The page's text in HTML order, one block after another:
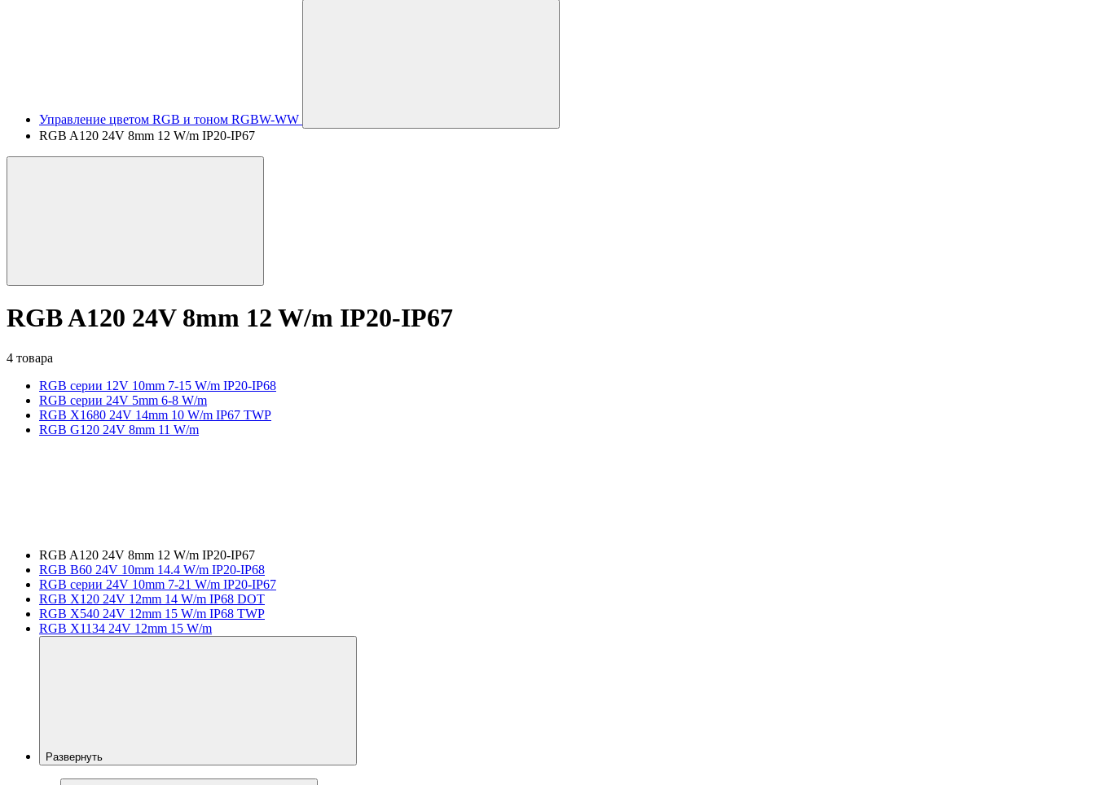
Управление цветом RGB и тоном RGBW-WW
RGB A120 24V 8mm 12 W/m IP20-IP67
RGB A120 24V 8mm 12 W/m IP20-IP67
4 товара
RGB серии 12V 10mm 7-15 W/m IP20-IP68
RGB серии 24V 5mm 6-8 W/m
RGB X1680 24V 14mm 10 W/m IP67 TWP
RGB G120 24V 8mm 11 W/m
RGB A120 24V 8mm 12 W/m IP20-IP67
RGB B60 24V 10mm 14.4 W/m IP20-IP68
RGB серии 24V 10mm 7-21 W/m IP20-IP67
RGB X120 24V 12mm 14 W/m IP68 DOT
RGB X540 24V 12mm 15 W/m IP68 TWP
RGB X1134 24V 12mm 15 W/m
Развернуть